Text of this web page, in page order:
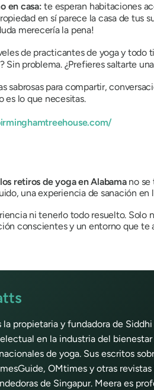
en casa:te esperan habitaciones
en sí parece la casa de tus
merecería la pena!
de practicantes de yoga y todo
Sin problema. ¿Prefieres saltarte
sabrosas para compartir,
es lo que necesitas.
los retiros de yoga en Alabamano se
una experiencia de sanación
ni tenerlo todo resuelto. Solo
conscientes y un entorno que
la propietaria y fundadora de
en la industria del
de yoga. Sus escritos
OMtimes y otras
de Singapur. Meera es